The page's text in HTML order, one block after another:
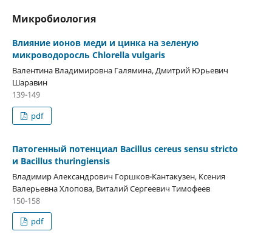
Микробиология
Влияние ионов меди и цинка на зеленую
микроводоросль Chlorella vulgaris
Валентина Владимировна Галямина, Дмитрий Юрьевич
Шаравин
139-149
pdf
Патогенный потенциал Bacillus cereus sensu stricto
и Bacillus thuringiensis
Владимир Александрович Горшков-Кантакузен, Ксения
Валерьевна Хлопова, Виталий Сергеевич Тимофеев
150-158
pdf